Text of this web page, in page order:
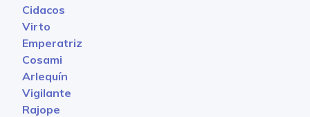
Cidacos
Virto
Emperatriz
Cosami
Arlequín
Vigilante
Rajope